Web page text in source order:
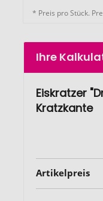
* Preis pro Stück.
Ihre
Eiskratzer
Kratzkante
Artikelpreis